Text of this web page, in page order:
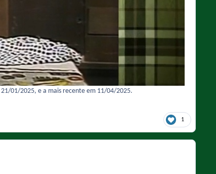
21/01/2025, e a mais recente em 11/04/2025.
1